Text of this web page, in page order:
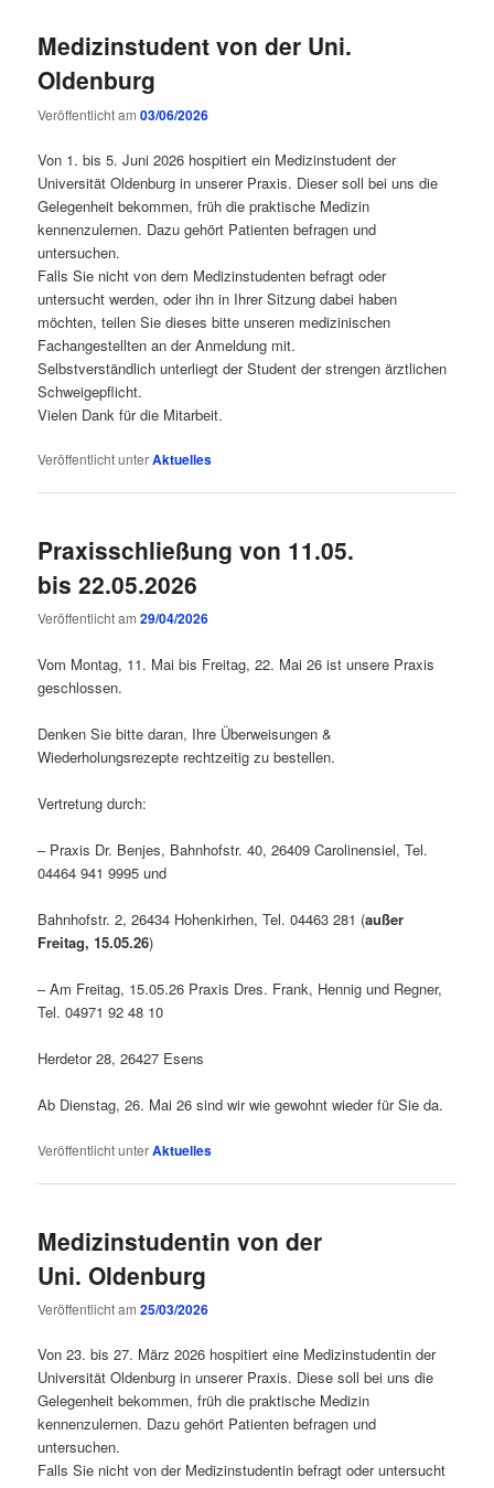
Medizinstudent von der Uni.
Oldenburg
Veröffentlicht am03/06/2026
Von 1. bis 5. Juni 2026 hospitiert ein Medizinstudent der
Universität Oldenburg in unserer Praxis. Dieser soll bei uns die
Gelegenheit bekommen, früh die praktische Medizin
kennenzulernen. Dazu gehört Patienten befragen und
untersuchen.
Falls Sie nicht von dem Medizinstudenten befragt oder
untersucht werden, oder ihn in Ihrer Sitzung dabei haben
möchten, teilen Sie dieses bitte unseren medizinischen
Fachangestellten an der Anmeldung mit.
Selbstverständlich unterliegt der Student der strengen ärztlichen
Schweigepflicht.
Vielen Dank für die Mitarbeit.
Veröffentlicht unterAktuelles
Praxisschließung von 11.05.
bis 22.05.2026
Veröffentlicht am29/04/2026
Vom Montag, 11. Mai bis Freitag, 22. Mai 26 ist unsere Praxis
geschlossen.
Denken Sie bitte daran, Ihre Überweisungen &
Wiederholungsrezepte rechtzeitig zu bestellen.
Vertretung durch:
– Praxis Dr. Benjes, Bahnhofstr. 40, 26409 Carolinensiel, Tel.
04464 941 9995 und
Bahnhofstr. 2, 26434 Hohenkirhen, Tel. 04463 281 (außer
Freitag, 15.05.26)
– Am Freitag, 15.05.26 Praxis Dres. Frank, Hennig und Regner,
Tel. 04971 92 48 10
Herdetor 28, 26427 Esens
Ab Dienstag, 26. Mai 26 sind wir wie gewohnt wieder für Sie da.
Veröffentlicht unterAktuelles
Medizinstudentin von der
Uni. Oldenburg
Veröffentlicht am25/03/2026
Von 23. bis 27. März 2026 hospitiert eine Medizinstudentin der
Universität Oldenburg in unserer Praxis. Diese soll bei uns die
Gelegenheit bekommen, früh die praktische Medizin
kennenzulernen. Dazu gehört Patienten befragen und
untersuchen.
Falls Sie nicht von der Medizinstudentin befragt oder untersucht